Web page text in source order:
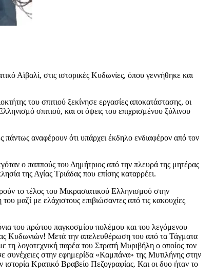
Αϊβαλί, στις ιστορικές Κυδωνίες, όπου γεννήθηκε και
του σπιτιού ξεκίνησε εργασίες αποκατάστασης, οι
σπιτιού, και οι όψεις του επιχρισμένου ξύλινου
πάντως αναφέρουν ότι υπάρχει έκδηλο ενδιαφέρον από τον
ο παππούς του Δημήτριος από την πλευρά της μητέρας
της Αγίας Τριάδας που επίσης καταρρέει.
το τέλος του Μικρασιατικού Ελληνισμού στην
μαζί με ελάχιστους επιβιώσαντες από τις κακουχίες
του πρώτου παγκοσμίου πολέμου και του λεγόμενου
Κυδωνιών! Μετά την απελευθέρωση του από τα Τάγματα
λογοτεχνική παρέα του Στρατή Μυριβήλη ο οποίος τον
στην εφημερίδα «Καμπάνα» της Μυτιλήνης στην
Κρατικό Βραβείο Πεζογραφίας. Και οι δυο ήταν το